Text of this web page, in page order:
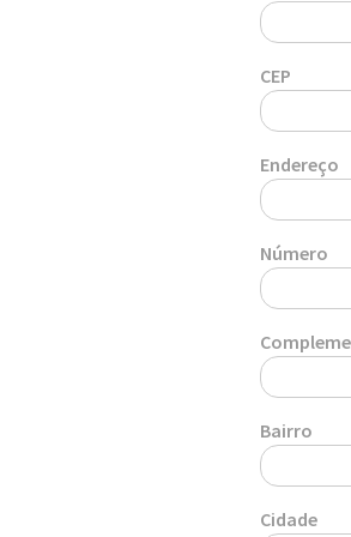
CEP
Endereço
Número
Bairro
Cidade